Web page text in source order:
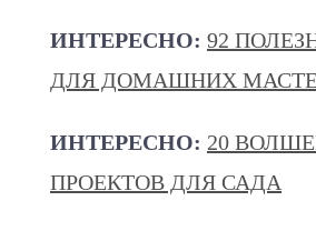
ИНТЕРЕСНО: 92
ДЛЯ ДОМАШНИХ
ИНТЕРЕСНО: 20
ПРОЕКТОВ ДЛЯ САДА